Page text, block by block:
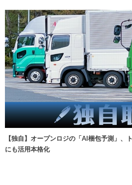
【独自】オープンロジの「AI梱包予測」、
にも活用本格化